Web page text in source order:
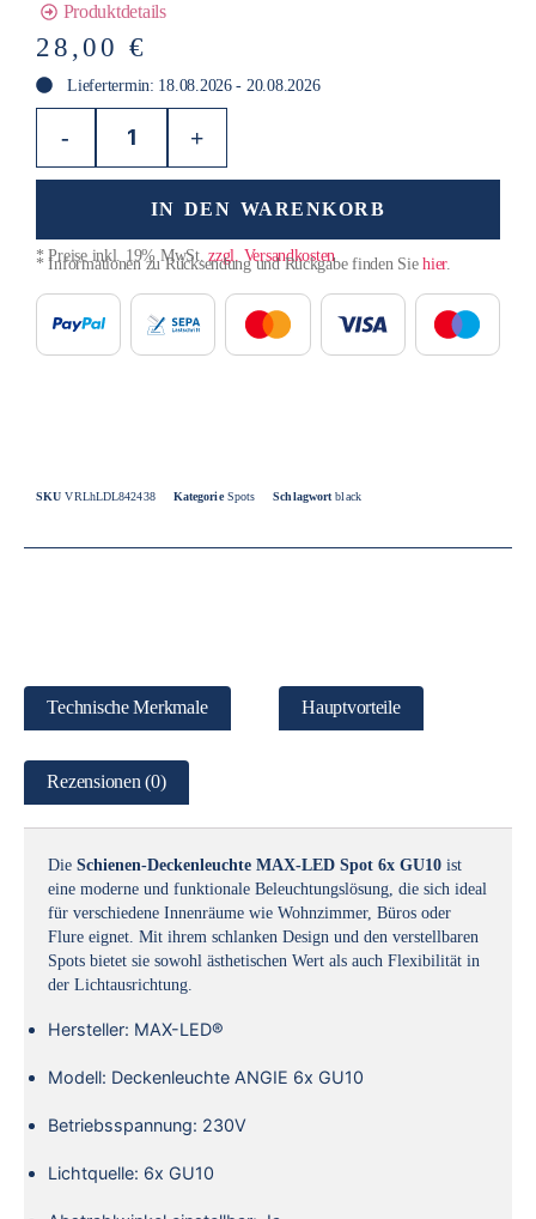
Produktdetails
28,00 €
Liefertermin: 18.08.2026 - 20.08.2026
- +
IN DEN WARENKORB
* Preise inkl. 19% MwSt.zzgl. Versandkosten
* Informationen zu Rücksendung und Rückgabe finden Siehier.
SKUVRLhLDL842438 Kategorie Spots Schlagwort black
Technische Merkmale Hauptvorteile
Rezensionen (0)
Die Schienen-Deckenleuchte MAX-LED Spot 6x GU10 ist
eine moderne und funktionale Beleuchtungslösung, die sich ideal
für verschiedene Innenräume wie Wohnzimmer, Büros oder
Flure eignet. Mit ihrem schlanken Design und den verstellbaren
Spots bietet sie sowohl ästhetischen Wert als auch Flexibilität in
der Lichtausrichtung.
Hersteller: MAX-LED®
Modell: Deckenleuchte ANGIE 6x GU10
Betriebsspannung: 230V
Lichtquelle: 6x GU10